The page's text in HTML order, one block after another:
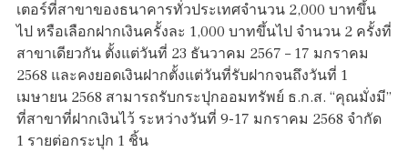
เตอร์ที่สาขาของธนาคารทั่วประเทศจำนวน 2,000 บาทขึ้น
ไป หรือเลือกฝากเงินครั้งละ 1,000 บาทขึ้นไป จำนวน 2 ครั้งที่
สาขาเดียวกัน ตั้งแต่วันที่ 23 ธันวาคม 2567 – 17 มกราคม
2568 และคงยอดเงินฝากตั้งแต่วันที่รับฝากจนถึงวันที่ 1
เมษายน 2568 สามารถรับกระปุกออมทรัพย์ ธ.ก.ส. “คุณมั่งมี”
ที่สาขาที่ฝากเงินไว้ ระหว่างวันที่ 9-17 มกราคม 2568 จำกัด
1 รายต่อกระปุก 1 ชิ้น